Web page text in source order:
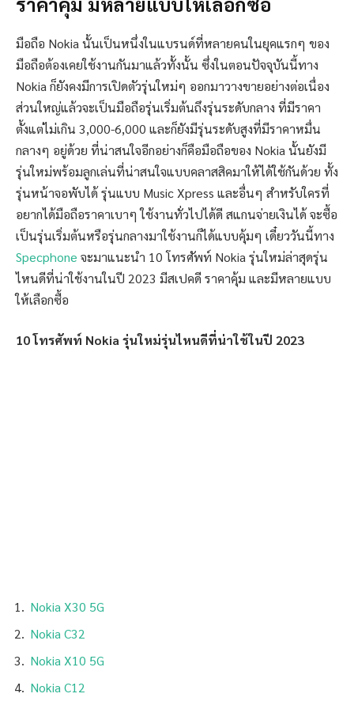
มือถือ Nokia นั้นเป็นหนึ่งในแบรนด์ที่หลายคนในยุคแรกๆ ของ
มือถือต้องเคยใช้งานกันมาแล้วทั้งนั้น ซึ่งในตอนปัจจุบันนี้ทาง
Nokia ก็ยังคงมีการเปิดตัวรุ่นใหม่ๆ ออกมาวางขายอย่างต่อเนื่อง
ส่วนใหญ่แล้วจะเป็นมือถือรุ่นเริ่มต้นถึงรุ่นระดับกลาง ที่มีราคา
ตั้งแต่ไม่เกิน 3,000-6,000 และก็ยังมีรุ่นระดับสูงที่มีราคาหมื่น
กลางๆ อยู่ด้วย ที่น่าสนใจอีกอย่างก็คือมือถือของ Nokia นั้นยังมี
รุ่นใหม่พร้อมลูกเล่นที่น่าสนใจแบบคลาสสิคมาให้ได้ใช้กันด้วย ทั้ง
รุ่นหน้าจอพับได้ รุ่นแบบ Music Xpress และอื่นๆ สำหรับใครที่
อยากได้มือถือราคาเบาๆ ใช้งานทั่วไปได้ดี สแกนจ่ายเงินได้ จะซื้อ
เป็นรุ่นเริ่มต้นหรือรุ่นกลางมาใช้งานก็ได้แบบคุ้มๆ เดี๋ยววันนี้ทาง
Specphone จะมาแนะนำ 10 โทรศัพท์ Nokia รุ่นใหม่ล่าสุดรุ่น
ไหนดีที่น่าใช้งานในปี 2023 มีสเปคดี ราคาคุ้ม และมีหลายแบบ
ให้เลือกซื้อ
10 โทรศัพท์ Nokia รุ่นใหม่รุ่นไหนดีที่น่าใช้ในปี 2023
Nokia X30 5G
Nokia C32
Nokia X10 5G
Nokia C12